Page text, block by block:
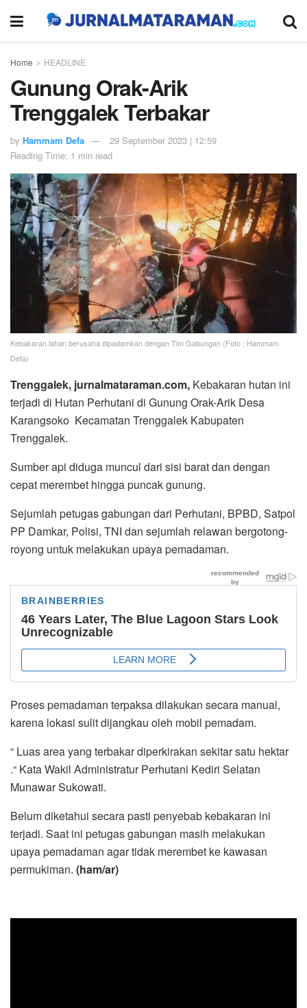
Home HEADLINE
Gunung Orak-Arik
Trenggalek Terbakar
by Hammam Defa
29 September 2023 | 12:59
Reading Time: 1 min read
Kebakaran lahan berusaha dipadamkan dengan Tim Gabungan (Foto : Hammam
Defa)
Trenggalek, jurnalmataraman.com, Kebakaran hutan ini
terjadi di Hutan Perhutani di Gunung Orak-Arik Desa
Karangsoko Kecamatan Trenggalek Kabupaten
Trenggalek.
Sumber api diduga muncul dari sisi barat dan dengan
cepat merembet hingga puncak gunung.
Sejumlah petugas gabungan dari Perhutani, BPBD, Satpol
PP Damkar, Polisi, TNI dan sejumlah relawan bergotong-
royong untuk melakukan upaya pemadaman.
Proses pemadaman terpaksa dilakukan secara manual,
karena lokasi sulit dijangkau oleh mobil pemadam.
“ Luas area yang terbakar diperkirakan sekitar satu hektar
.“ Kata Wakil Administratur Perhutani Kediri Selatan
Munawar Sukowati.
Belum diketahui secara pasti penyebab kebakaran ini
terjadi. Saat ini petugas gabungan masih melakukan
upaya pemadaman agar tidak merembet ke kawasan
permukiman. (ham/ar)